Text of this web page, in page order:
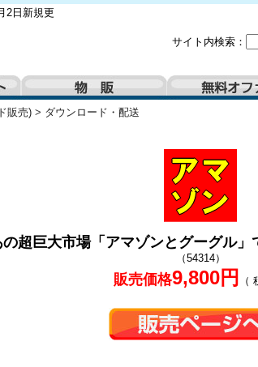
2日新規更
サイト内検索：
販売) > ダウンロード・配送
の超巨大市場「アマゾンとグーグル」
（54314）
販売価格9,800円 （